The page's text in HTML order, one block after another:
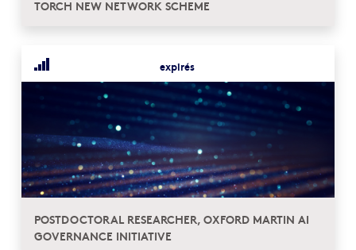
TORCH NEW NETWORK SCHEME
expirés
POSTDOCTORAL RESEARCHER, OXFORD MARTIN AI
GOVERNANCE INITIATIVE